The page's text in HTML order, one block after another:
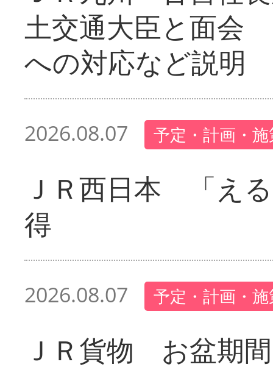
土交通大臣と面会
への対応など説明
2026.08.07 予定・計画・
ＪＲ西日本 「え
得
2026.08.07 予定・計画・
ＪＲ貨物 お盆期